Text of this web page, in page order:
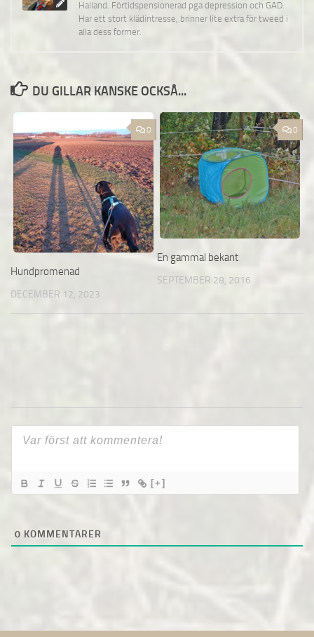
Halland. Förtidspensionerad pga depression och GAD.
Har ett stort klädintresse, brinner lite extra för tweed i
alla dess former.
DU GILLAR KANSKE OCKSÅ...
0
Hundpromenad
DECEMBER 12, 2023
0
En gammal bekant
SEPTEMBER 28, 2016
[+]
0 KOMMENTARER